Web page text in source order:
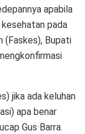
apabila
pada
(Faskes), Bupati
jika ada keluhan
apa benar
Gus Barra.